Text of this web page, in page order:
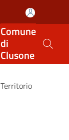
Comune
di
Clusone
Territorio